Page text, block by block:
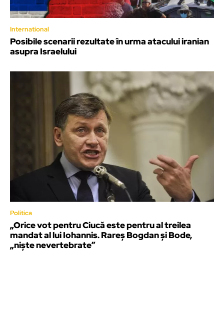
International
Posibile scenarii rezultate în urma atacului iranian
asupra Israelului
Politica
„Orice vot pentru Ciucă este pentru al treilea
mandat al lui Iohannis. Rareș Bogdan și Bode,
„niște nevertebrate”